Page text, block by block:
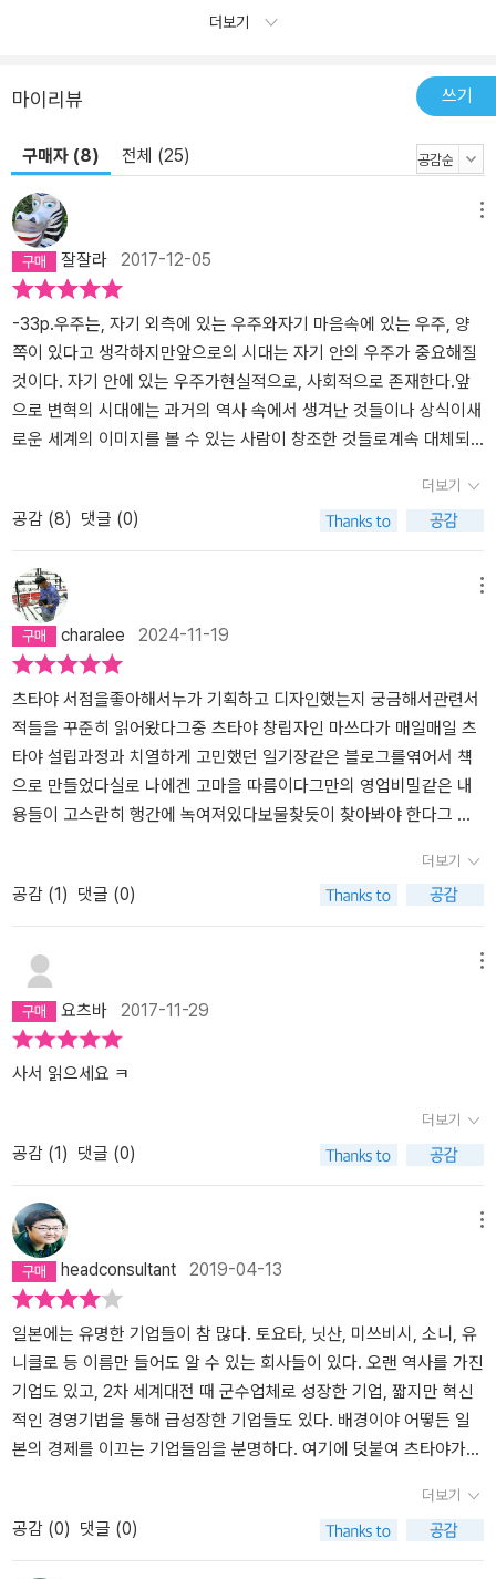
더보기
마이리뷰 쓰기
구매자 (8) 전체 (25)
잘잘라 2017-12-05
-33p.우주는, 자기 외측에 있는 우주와자기 마음속에 있는 우주, 양
쪽이 있다고 생각하지만앞으로의 시대는 자기 안의 우주가 중요해질
것이다. 자기 안에 있는 우주가현실적으로, 사회적으로 존재한다.앞
으로 변혁의 시대에는 과거의 역사 속에서 생겨난 것들이나 상식이새
로운 세계의 이미지를 볼 수 있는 사람이 창조한 것들로계속 대체되
더보기
공감 (8) 댓글 (0)
charalee 2024-11-19
츠타야 서점을좋아해서누가 기획하고 디자인했는지 궁금해서관련서
적들을 꾸준히 읽어왔다그중 츠타야 창립자인 마쓰다가 매일매일 츠
타야 설립과정과 치열하게 고민했던 일기장같은 블로그를엮어서 챽
으로 만들었다실로 나에겐 고마을 따름이다그만의 영업비밀같은 내
용들이 고스란히 행간에 녹여져있다보물찾듯이 찾아봐야 한다그 재
책은 치열하게 고민하면서 사업하는 비지니스펄슨에게는 당연히 필
독서다일독이 아니라 다독을 권한다
더보기
공감 (1) 댓글 (0)
요츠바 2017-11-29
사서 읽으세요 ㅋ
더보기
공감 (1 ) 댓글 (0)
headconsultant 2019-04-13
일본에는 유명한 기업들이 참 많다. 토요타, 닛산, 미쓰비시, 소니, 유
니클로 등 이름만 들어도 알 수 있는 회사들이 있다. 오랜 역사를 가진
기업도 있고, 2차 세계대전 때 군수업체로 성장한 기업, 짧지만 혁신
적인 경영기법을 통해 급성장한 기업들도 있다. 배경이야 어떻든 일
본의 경제를 이끄는 기업들임을 분명하다. 여기에 덧붙여 츠타야가
행지 추천기를 읽을 때면 보이는 츠타야가 내가 아는 전부였다. 한국
의 교보문고와 다를 바 없다고 생각했다. 하지만 츠타야는 일본 내 1,
400개 매장을 보유하고 연 매출 2조 원을 달성하고 있는 기업이다.
더보기
공감 (0) 댓글 (0)